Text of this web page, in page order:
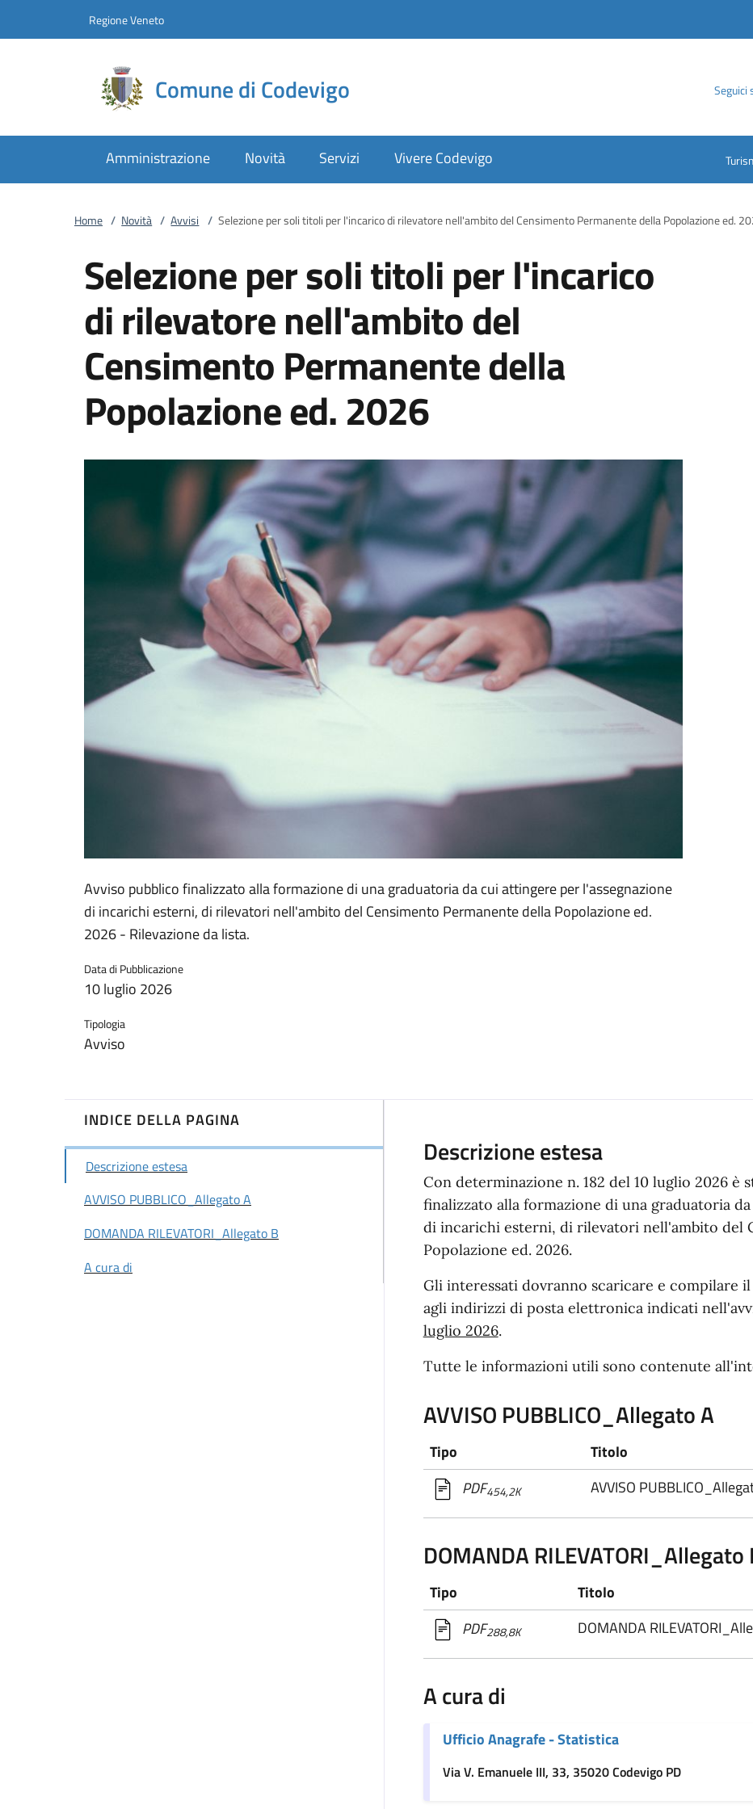
Regione Veneto
Comune di Codevigo Seguici
Amministrazione Novità Servizi Vivere Codevigo
Home / Novità / Avvisi / Selezione per soli titoli per l'incarico di rilevatore nell'ambito del Censimento Permanente della Popolazione ed.
Selezione per soli titoli per l'incarico
di rilevatore nell'ambito del
Censimento Permanente della
Popolazione ed. 2026
Avviso pubblico finalizzato alla formazione di una graduatoria da cui attingere per l'assegnazione
di incarichi esterni, di rilevatori nell'ambito del Censimento Permanente della Popolazione ed.
2026 - Rilevazione da lista.
Data di Pubblicazione
10 luglio 2026
Tipologia
Avviso
INDICE DELLA PAGINA
Descrizione estesa
AVVISO PUBBLICO_Allegato A
DOMANDA RILEVATORI_Allegato B
A cura di
Descrizione estesa
Con determinazione n. 182 del 10 luglio 2026 è
finalizzato alla formazione di una graduatoria
di incarichi esterni, di rilevatori nell'ambito del
Popolazione ed. 2026.
Gli interessati dovranno scaricare e compilare
agli indirizzi di posta elettronica indicati
luglio 2026.
Tutte le informazioni utili sono contenute
AVVISO PUBBLICO_Allegato A
Tipo Titolo
PDF454,2K AVVISO
DOMANDA RILEVATORI_Allegato
Tipo Titolo
PDF288,8K DOMANDA
A cura di
Ufficio Anagrafe - Statistica
Via V. Emanuele III, 33, 35020 Codevigo PD